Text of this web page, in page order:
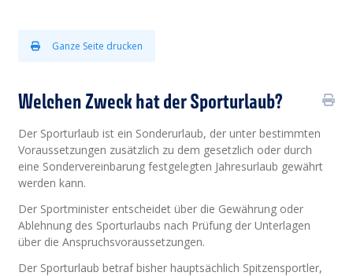
Ganze Seite drucken
Welchen Zweck hat der Sporturlaub?
Der Sporturlaub ist ein Sonderurlaub, der unter bestimmten
Voraussetzungen zusätzlich zu dem gesetzlich oder durch
eine Sondervereinbarung festgelegten Jahresurlaub gewährt
werden kann.
Der Sportminister entscheidet über die Gewährung oder
Ablehnung des Sporturlaubs nach Prüfung der Unterlagen
über die Anspruchsvoraussetzungen.
Der Sporturlaub betraf bisher hauptsächlich Spitzensportler,